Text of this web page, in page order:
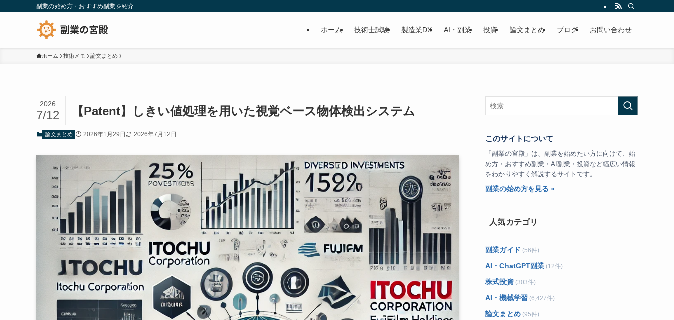
副業の始め方・おすすめ副業を紹介
ホーム 技術士試験 製造業DX AI・副業 投資 論文まとめ ブログ お問い合わせ
ホーム 技術メモ 論文まとめ
【Patent】しきい値処理を用いた視覚ベース物体検出システム
2026
7/12
論文まとめ 2026年1月29日 2026年7月12日 このサイトについて
「副業の宮殿」は、副業を始めたい方に向けて、始
め方・おすすめ副業・AI副業・投資など幅広い情報
をわかりやすく解説するサイトです。
副業の始め方を見る »
人気カテゴリ
副業ガイド (56件)
AI・ChatGPT副業 (12件)
株式投資 (303件)
AI・機械学習 (6,427件)
論文まとめ (95件)